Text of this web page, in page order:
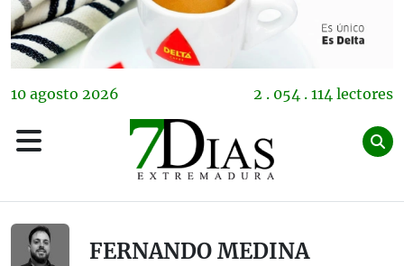
10 agosto 2026 2 . 054 . 114 lectores
FERNANDO MEDINA